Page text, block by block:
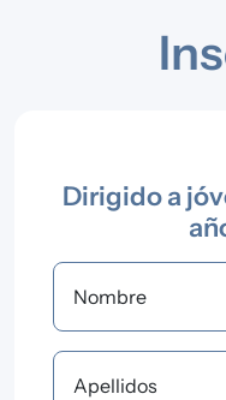
Dirigido a
Nombre
Apellidos